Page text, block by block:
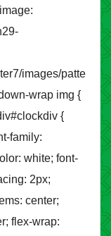
images/patte
wrap img {
{
family:
white; font-
2px;
center;
flex-wrap: